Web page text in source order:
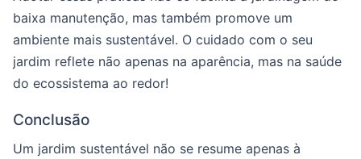
baixa manutenção, mas também promove um
ambiente mais sustentável. O cuidado com o seu
jardim reflete não apenas na aparência, mas na saúde
do ecossistema ao redor!
Conclusão
Um jardim sustentável não se resume apenas à